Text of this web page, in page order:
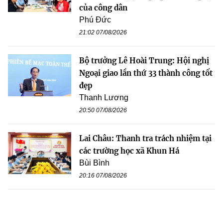
của công dân
Phú Đức
21:02 07/08/2026
Bộ trưởng Lê Hoài Trung: Hội nghị
Ngoại giao lần thứ 33 thành công tốt
đẹp
Thanh Lương
20:50 07/08/2026
Lai Châu: Thanh tra trách nhiệm tại
các trường học xã Khun Há
Bùi Bình
20:16 07/08/2026